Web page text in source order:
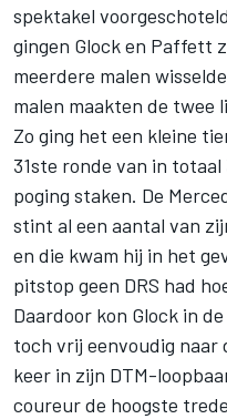
spektakel
gingen Glock en Paffett
meerdere malen
malen maakten de twee
Zo ging het een kleine
31ste ronde van in
poging staken. De
stint al een aantal van
en die kwam hij in het
pitstop geen DRS had
Daardoor kon Glock in
toch vrij eenvoudig naar
keer in zijn DTM-
coureur de hoogste